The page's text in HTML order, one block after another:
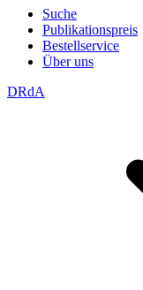
Suche
Publikationspreis
Bestellservice
Über uns
DRdA